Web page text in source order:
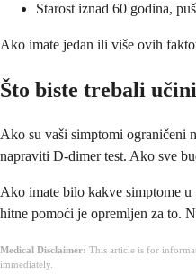
Starost iznad 60 godina,
Ako imate jedan ili više ovih
Što biste trebali
Ako su vaši simptomi ograničeni
napraviti D-dimer test. Ako sve
Ako imate bilo kakve simptome
hitne pomoći je opremljen za to.
Medical Disclaimer: This article is for
immediately.